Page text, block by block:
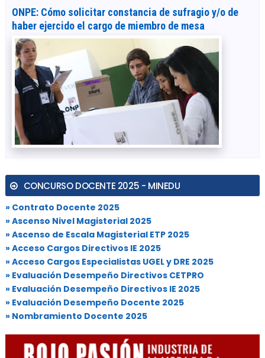
ONPE: Cómo solicitar constancia de sufragio y/o de
haber ejercido el cargo de miembro de mesa
CONCURSO DOCENTE 2025 - MINEDU
» Contrato Docente 2025
» Ascenso Nivel Magisterial 2025
» Ascenso de Escala Magisterial ETP 2025
» Acceso Cargos Directivos IE 2025
» Acceso Cargos Especialistas UGEL y DRE 2025
» Evaluación Desempeño Directivos CETPRO
» Evaluación Desempeño Directivos IE 2025
» Evaluación Desempeño Docente 2025
» Nombramiento Docente 2025